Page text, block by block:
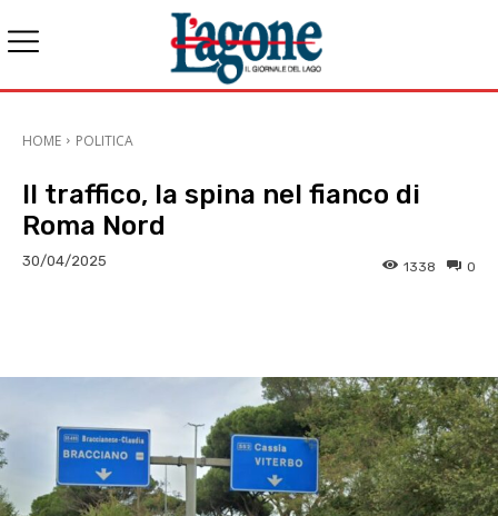
HOME POLITICA
Il traffico, la spina nel fianco di
Roma Nord
30/04/2025 0
1338